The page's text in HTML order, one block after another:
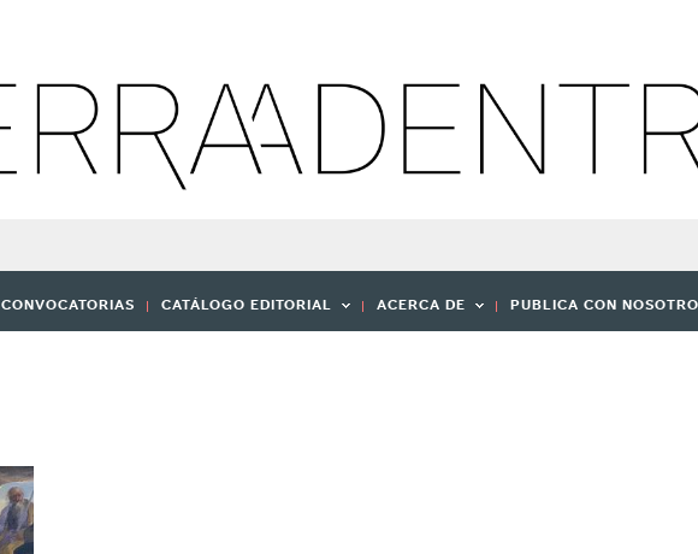
CONVOCATORIAS CATÁLOGO EDITORIAL ACERCA DE PUBLICA CON